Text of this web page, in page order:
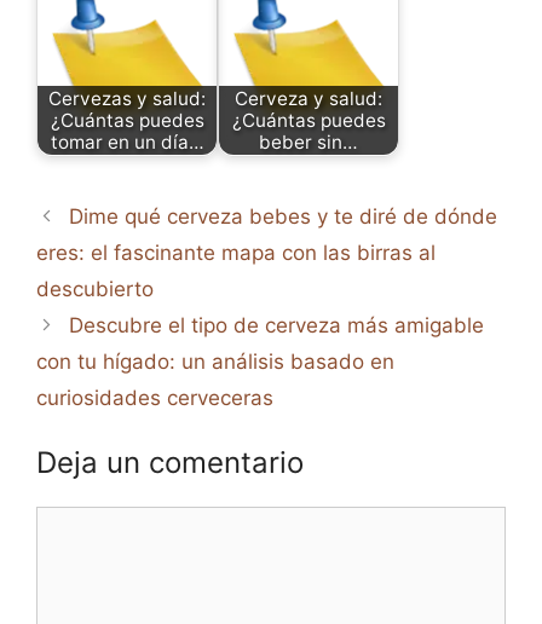
Cervezas y salud:
¿Cuántas puedes
tomar en un día…
Cerveza y salud:
¿Cuántas puedes
beber sin…
Dime qué cerveza bebes y te diré de dónde
eres: el fascinante mapa con las birras al
descubierto
Descubre el tipo de cerveza más amigable
con tu hígado: un análisis basado en
curiosidades cerveceras
Deja un comentario